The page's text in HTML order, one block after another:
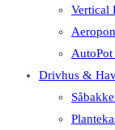
Vertical
Drivhus &